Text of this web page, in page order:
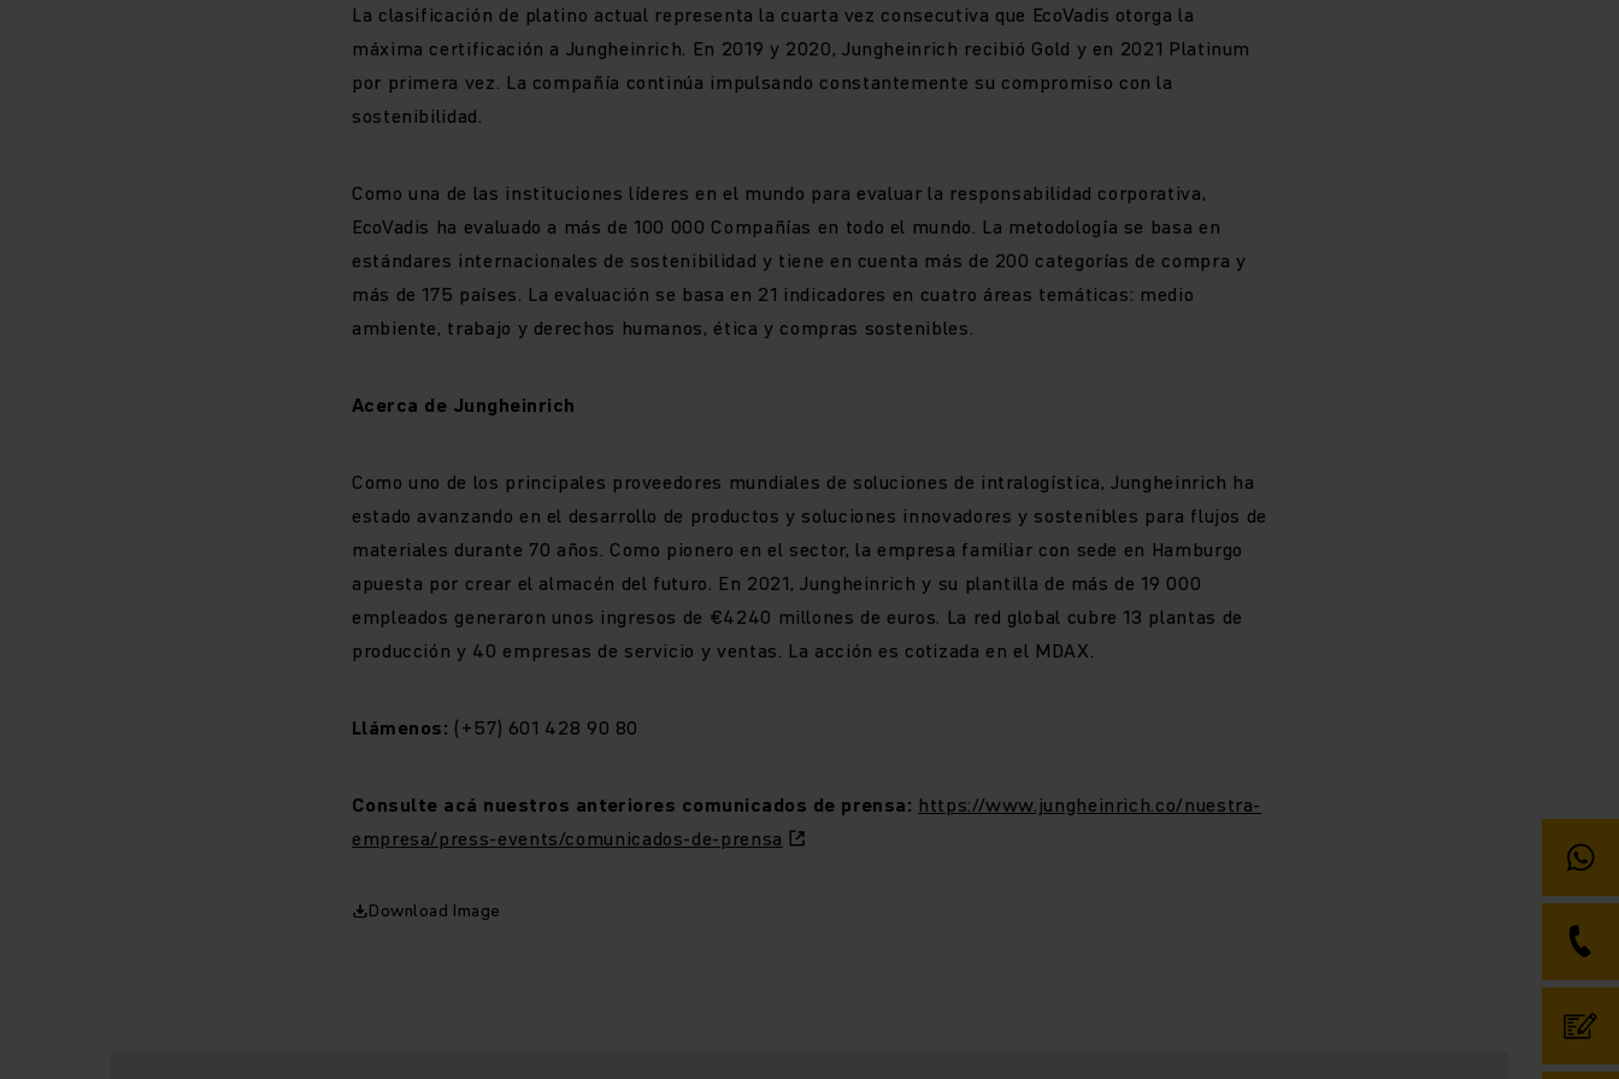
La clasificación de platino actual representa la cuarta vez consecutiva que EcoVadis otorga la
máxima certificación a Jungheinrich. En 2019 y 2020, Jungheinrich recibió Gold y en 2021 Platinum
por primera vez. La compañía continúa impulsando constantemente su compromiso con la
sostenibilidad.
Como una de las instituciones líderes en el mundo para evaluar la responsabilidad corporativa,
EcoVadis ha evaluado a más de 100 000 Compañías en todo el mundo. La metodología se basa en
estándares internacionales de sostenibilidad y tiene en cuenta más de 200 categorías de compra y
más de 175 países. La evaluación se basa en 21 indicadores en cuatro áreas temáticas: medio
ambiente, trabajo y derechos humanos, ética y compras sostenibles.
Acerca de Jungheinrich
Como uno de los principales proveedores mundiales de soluciones de intralogística, Jungheinrich ha
estado avanzando en el desarrollo de productos y soluciones innovadores y sostenibles para flujos de
materiales durante 70 años. Como pionero en el sector, la empresa familiar con sede en Hamburgo
apuesta por crear el almacén del futuro. En 2021, Jungheinrich y su plantilla de más de 19 000
empleados generaron unos ingresos de €4240 millones de euros. La red global cubre 13 plantas de
producción y 40 empresas de servicio y ventas. La acción es cotizada en el MDAX.
Llámenos: (+57) 601 428 90 80
Consulte acá nuestros anteriores comunicados de prensa: https://www.jungheinrich.co/nuestra-
empresa/press-events/comunicados-de-prensa
Download Image